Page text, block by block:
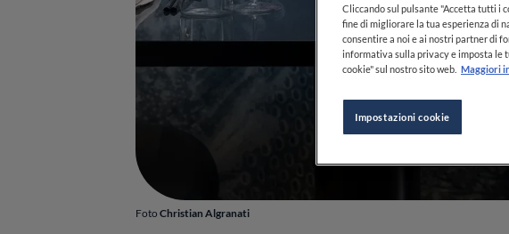
Foto Christian Algranati
Cliccando sul pulsante "Accetta tutti i
fine di migliorare la tua esperienza di
consentire a noi e ai nostri partner di
informativa sulla privacy e imposta le
cookie" sul nostro sito web. Maggiori
Impostazioni cookie